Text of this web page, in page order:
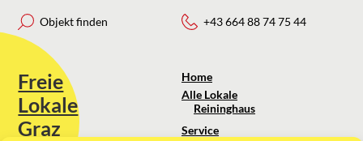
Objekt finden
Freie
Lokale
Graz
+43 664 88 74 75 44
Home
Alle Lokale
Reininghaus
Service